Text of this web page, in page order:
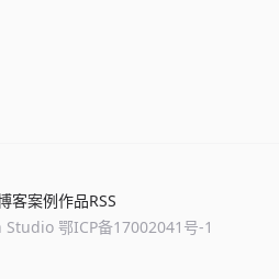
客案例作品RSS
Studio 鄂ICP备17002041号-1